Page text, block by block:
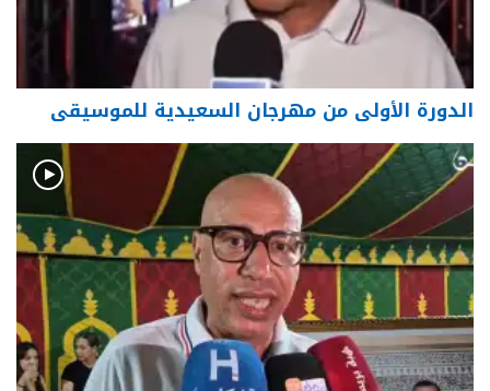
الدورة الأولى من مهرجان السعيدية للموسيقى